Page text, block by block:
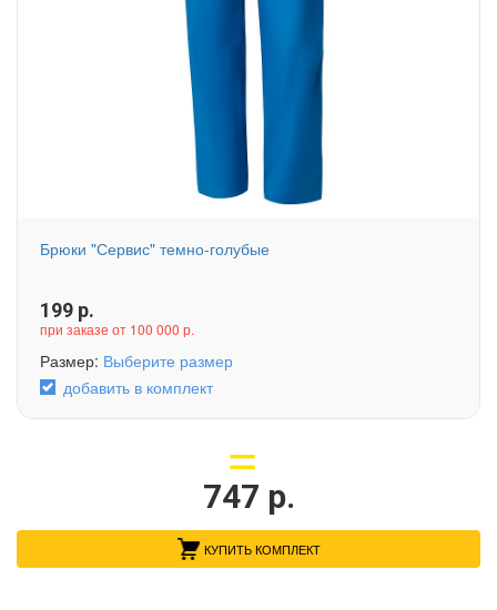
Брюки "Сервис" темно-голубые
199 р.
при заказе от 100 000 р.
Размер: Выберите размер
добавить в комплект
747 р.
КУПИТЬ КОМПЛЕКТ